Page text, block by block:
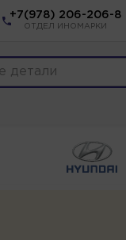
+7(978) 206-206-8
ОТДЕЛ ИНОМАРКИ